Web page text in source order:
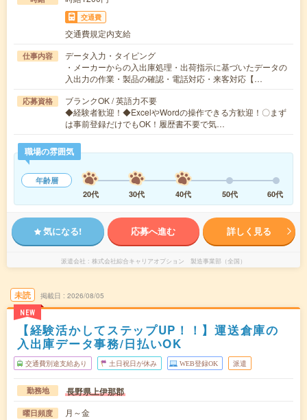
交通費
交通費規定内支給
仕事内容
データ入力・タイピング
・メーカーからの入出庫処理・出荷指示に基づいたデータの
入出力の作業・製品の確認・電話対応・来客対応【…
応募資格
ブランクOK / 英語力不要
◆経験者歓迎！◆ExcelやWordの操作できる方歓迎！〇まず
は事前登録だけでもOK！履歴書不要で気…
職場の雰囲気
年齢層
20代
30代 40代 50代 60代
気になる! 応募へ進む 詳しく見る
派遣会社 株式会社綜合キャリアオプション 製造事業部（全国）
未読
NEW
掲載日 2026/08/05
【経験活かしてステップUP！！】運送倉庫の
入出庫データ事務/日払いOK
交通費別途支給あり 土日祝日が休み WEB登録OK 派遣
勤務地 長野県上伊那郡
曜日頻度 月～金